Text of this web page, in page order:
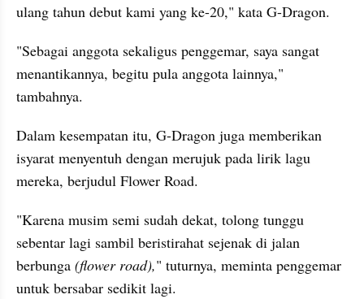
ulang tahun debut kami yang ke-20," kata G-Dragon.
"Sebagai anggota sekaligus penggemar, saya sangat
menantikannya, begitu pula anggota lainnya,"
tambahnya.
Dalam kesempatan itu, G-Dragon juga memberikan
isyarat menyentuh dengan merujuk pada lirik lagu
mereka, berjudul Flower Road.
"Karena musim semi sudah dekat, tolong tunggu
sebentar lagi sambil beristirahat sejenak di jalan
berbunga (flower road)," tuturnya, meminta penggemar
untuk bersabar sedikit lagi.